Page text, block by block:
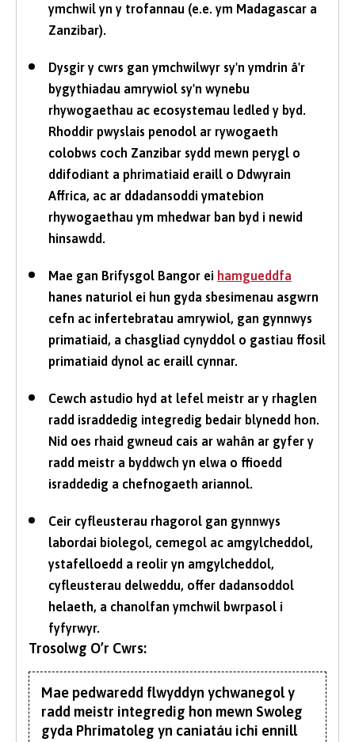
ymchwil yn y trofannau (e.e. ym Madagascar a
Zanzibar).
Dysgir y cwrs gan ymchwilwyr sy'n ymdrin â'r
bygythiadau amrywiol sy'n wynebu
rhywogaethau ac ecosystemau ledled y byd.
Rhoddir pwyslais penodol ar rywogaeth
colobws coch Zanzibar sydd mewn perygl o
ddifodiant a phrimatiaid eraill o Ddwyrain
Affrica, ac ar ddadansoddi ymatebion
rhywogaethau ym mhedwar ban byd i newid
hinsawdd.
Mae gan Brifysgol Bangor ei hamgueddfa
hanes naturiol ei hun gyda sbesimenau asgwrn
cefn ac infertebratau amrywiol, gan gynnwys
primatiaid, a chasgliad cynyddol o gastiau ffosil
primatiaid dynol ac eraill cynnar.
Cewch astudio hyd at lefel meistr ar y rhaglen
radd israddedig integredig bedair blynedd hon.
Nid oes rhaid gwneud cais ar wahân ar gyfer y
radd meistr a byddwch yn elwa o ffioedd
israddedig a chefnogaeth ariannol.
Ceir cyfleusterau rhagorol gan gynnwys
labordai biolegol, cemegol ac amgylcheddol,
ystafelloedd a reolir yn amgylcheddol,
cyfleusterau delweddu, offer dadansoddol
helaeth, a chanolfan ymchwil bwrpasol i
fyfyrwyr.
Trosolwg O’r Cwrs:
Mae pedwaredd flwyddyn ychwanegol y
radd meistr integredig hon mewn Swoleg
gyda Phrimatoleg yn caniatáu ichi ennill